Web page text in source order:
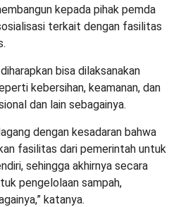
kepada pihak pemda
terkait dengan fasilitas
bisa dilaksanakan
kebersihan, keamanan, dan
dan lain sebagainya.
dengan kesadaran bahwa
fasilitas dari pemerintah untuk
sehingga akhirnya secara
pengelolaan sampah,
katanya.